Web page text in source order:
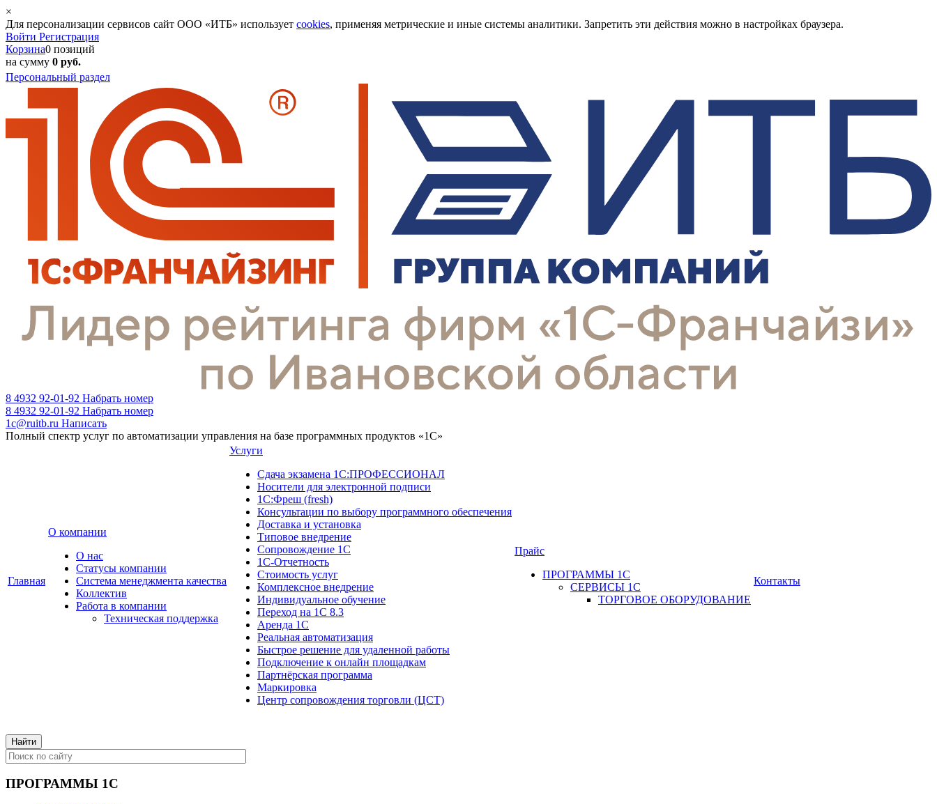
×
Для персонализации сервисов сайт ООО «ИТБ» использует cookies, применяя метрические и иные системы аналитики. Запретить эти действия можно в настройках браузера.
Войти Регистрация
Корзина0 позиций
на сумму 0 руб.
Персональный раздел
8 4932 92-01-92 Набрать номер
8 4932 92-01-92 Набрать номер
1c@ruitb.ru Написать
Полный спектр услуг по автоматизации управления на базе программных продуктов «1С»
Главная
О компании
О нас
Cтатусы компании
Система менеджмента качества
Коллектив
Работа в компании
Техническая поддержка
Услуги
Сдача экзамена 1С:ПРОФЕССИОНАЛ
Носители для электронной подписи
1С:Фреш (fresh)
Консультации по выбору программного обеспечения
Доставка и установка
Типовое внедрение
Сопровождение 1С
1С-Отчетность
Стоимость услуг
Комплексное внедрение
Индивидуальное обучение
Переход на 1С 8.3
Аренда 1С
Реальная автоматизация
Быстрое решение для удаленной работы
Подключение к онлайн площадкам
Партнёрская программа
Маркировка
Центр сопровождения торговли (ЦСТ)
Прайс
ПРОГРАММЫ 1С
СЕРВИСЫ 1С
ТОРГОВОЕ ОБОРУДОВАНИЕ
Контакты
ПРОГРАММЫ 1С